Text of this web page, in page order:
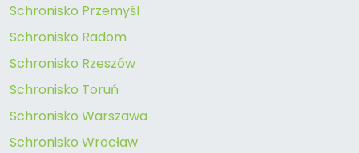
Schronisko Przemyśl
Schronisko Radom
Schronisko Rzeszów
Schronisko Toruń
Schronisko Warszawa
Schronisko Wrocław